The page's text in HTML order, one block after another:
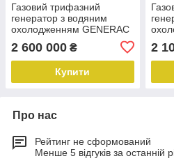
Газовий трифазний
генератор з водяним
охолодженням GENERAC
2 600 000 ₴
Купити
В
2
Про нас
Рейтинг не сформований
Менше 5 відгуків за останній